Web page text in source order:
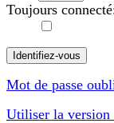
Toujours
Mot de passe
Utiliser la version